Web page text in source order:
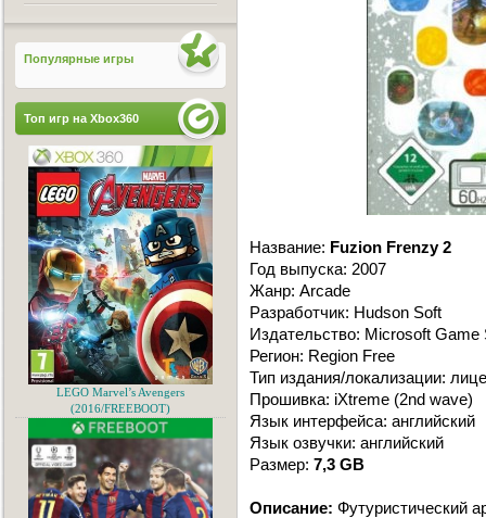
Название: Fuzion Frenzy 2
Год выпуска: 2007
Жанр: Arcade
Разработчик: Hudson Soft
Издательство: Microsoft Game
Регион: Region Free
Тип издания/локализации:
Прошивка: iXtreme (2nd wave)
Язык интерфейса: английский
Язык озвучки: английский
Размер: 7,3 GB
Описание: Футуристический
Популярные игры
Топ игр на Xbox360
LEGO Marvel’s Avengers
(2016/FREEBOOT)